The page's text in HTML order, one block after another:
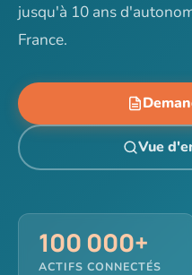
jusqu'à 10 ans
France.
Vue
100 000+
ACTIFS CONNECTÉS